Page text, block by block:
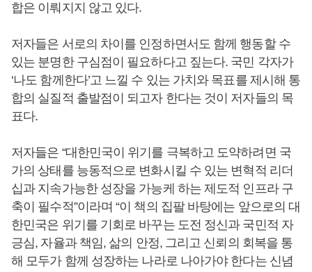
합은 이뤄지지 않고 있다.
저자들은 서로의 차이를 인정하면서도 함께 행동할 수
있는 분명한 구심점이 필요하다고 짚는다. 국민 각자가
‘나도 함께한다’고 느낄 수 있는 가치와 목표를 제시해 통
합의 실질적 출발점이 되고자 한다는 것이 저자들의 목
표다.
저자들은 “대한민국이 위기를 극복하고 도약하려면 국
가의 상태를 능동적으로 변화시킬 수 있는 변혁적 리더
십과 지속가능한 성장을 가능케 하는 제도적 인프라 구
축이 필수적”이라며 “이 책의 집팔 바탕에는 앞으로의 대
한민국은 위기를 기회로 바꾸는 도전 정신과 국민적 자
긍심, 자율과 책임, 삶의 안정, 그리고 신뢰의 회복을 통
해 모두가 함께 성장하는 나라로 나아가야 한다는 신념